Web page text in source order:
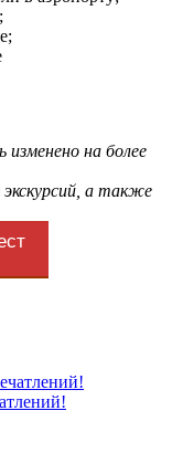
на более
а также